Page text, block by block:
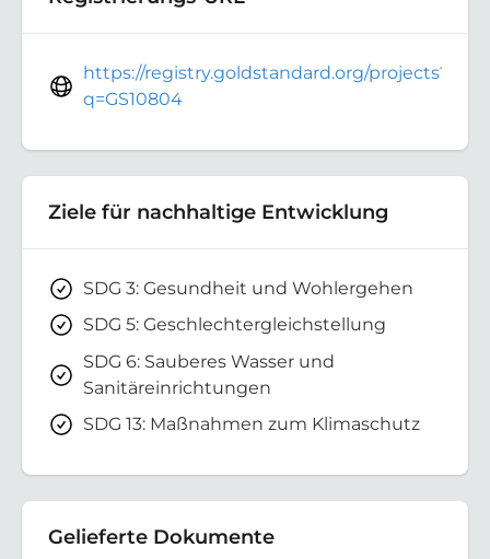
https://registry.goldstandard.org/projects?
q=GS10804
Ziele für nachhaltige Entwicklung
SDG 3: Gesundheit und Wohlergehen
SDG 5: Geschlechtergleichstellung
SDG 6: Sauberes Wasser und
Sanitäreinrichtungen
SDG 13: Maßnahmen zum Klimaschutz
Gelieferte Dokumente